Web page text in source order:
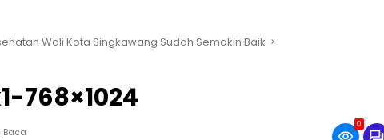
Wali Kota Singkawang Sudah Semakin Baik
768×1024
Baca
0